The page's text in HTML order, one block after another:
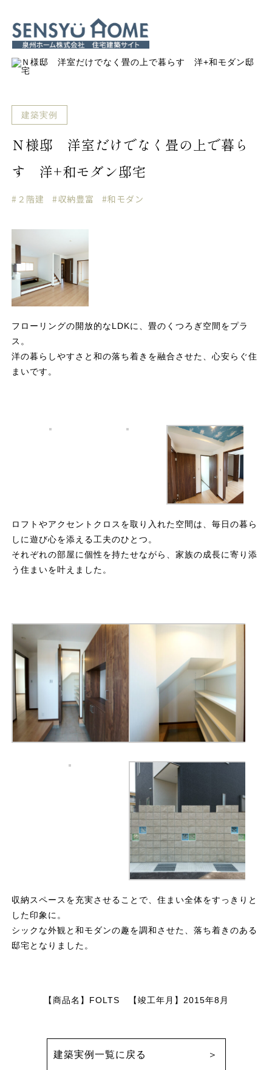
建築実例
Ｎ様邸 洋室だけでなく畳の上で暮ら
す 洋+和モダン邸宅
#２階建 #収納豊富 #和モダン
フローリングの開放的なLDKに、畳のくつろぎ空間をプラ
ス。
洋の暮らしやすさと和の落ち着きを融合させた、心安らぐ住
まいです。
ロフトやアクセントクロスを取り入れた空間は、毎日の暮ら
しに遊び心を添える工夫のひとつ。
それぞれの部屋に個性を持たせながら、家族の成長に寄り添
う住まいを叶えました。
収納スペースを充実させることで、住まい全体をすっきりと
した印象に。
シックな外観と和モダンの趣を調和させた、落ち着きのある
邸宅となりました。
【商品名】FOLTS 【竣工年月】2015年8月
建築実例一覧に戻る